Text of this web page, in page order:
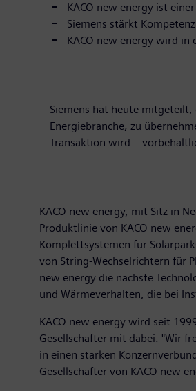
KACO new energy ist
Siemens stärkt
KACO new energy wird
Siemens hat heute mitgeteilt,
Energiebranche, zu
Transaktion wird –
KACO new energy, mit Sitz in
Produktlinie von KACO new
Komplettsystemen für
von String-Wechselrichtern für
new energy die nächste
und Wärmeverhalten, die bei
KACO new energy wird seit
Gesellschafter mit dabei. "Wir
in einen starken
Gesellschafter von KACO new